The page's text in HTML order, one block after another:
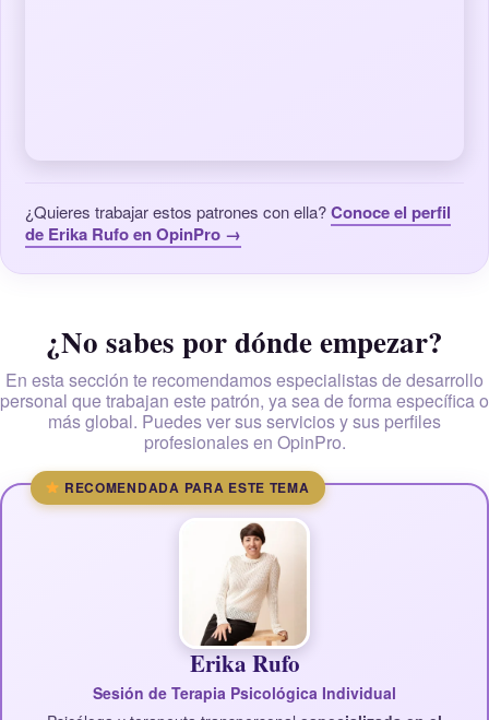
¿Quieres trabajar estos patrones con ella?Conoce el perfil
de Erika Rufo en OpinPro →
¿No sabes por dónde empezar?
En esta sección te recomendamos especialistas de desarrollo
personal que trabajan este patrón, ya sea de forma específica o
más global. Puedes ver sus servicios y sus perfiles
profesionales en OpinPro.
RECOMENDADA PARA ESTE TEMA
Erika Rufo
Sesión de Terapia Psicológica Individual